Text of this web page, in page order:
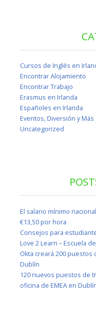
Cursos de Inglés en
Encontrar Alojamiento
Encontrar Trabajo
Erasmus en Irlanda
Españoles en Irlanda
Eventos, Diversión y Más
Uncategorized
El salario mínimo
€13,50 por hora
Consejos para
Love 2 Learn – Escuela
Okta creará 200 puestos
Dublín
120 nuevos puestos de
oficina de EMEA en